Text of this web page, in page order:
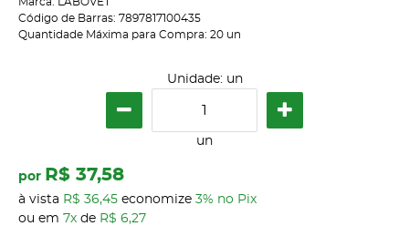
Código de Barras: 7897817100435
Quantidade Máxima para Compra: 20 un
Unidade: un
un
por R$ 37,58
à vista R$ 36,45 economize 3% no Pix
ou em 7x de R$ 6,27